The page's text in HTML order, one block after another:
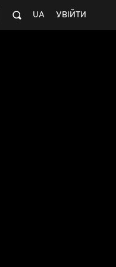
УВІЙТИ
UA